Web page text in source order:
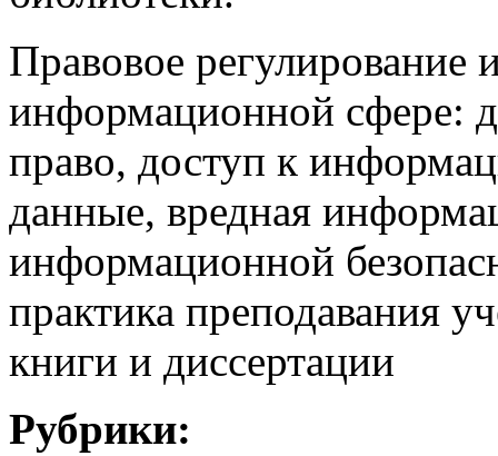
Правовое регулирование
информационной сфере:
право, доступ к
данные, вредная
информационной
практика преподавания
книги и диссертации
Рубрики: